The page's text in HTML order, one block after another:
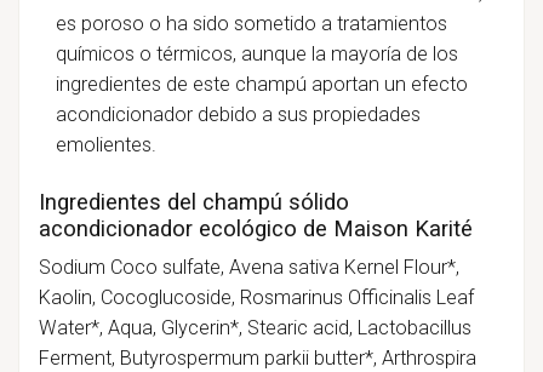
es poroso o ha sido sometido a tratamientos
químicos o térmicos, aunque la mayoría de los
ingredientes de este champú aportan un efecto
acondicionador debido a sus propiedades
emolientes.
Ingredientes del champú sólido
acondicionador ecológico de Maison Karité
Sodium Coco sulfate, Avena sativa Kernel Flour*,
Kaolin, Cocoglucoside, Rosmarinus Officinalis Leaf
Water*, Aqua, Glycerin*, Stearic acid, Lactobacillus
Ferment, Butyrospermum parkii butter*, Arthrospira